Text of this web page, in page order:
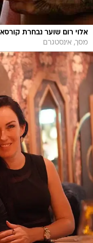
אלוי רום שוער נבחרת
מסך, אינסטגרם